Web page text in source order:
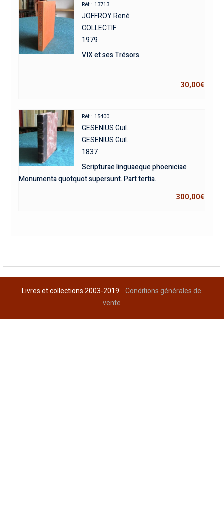
Réf : 13713
JOFFROY René
COLLECTIF
1979
VIX et ses Trésors.
30,00€
Réf : 15400
GESENIUS Guil.
GESENIUS Guil.
1837
Scripturae linguaeque phoeniciae
Monumenta quotquot supersunt. Part tertia.
300,00€
Livres et collections 2003-2019Conditions générales de
vente